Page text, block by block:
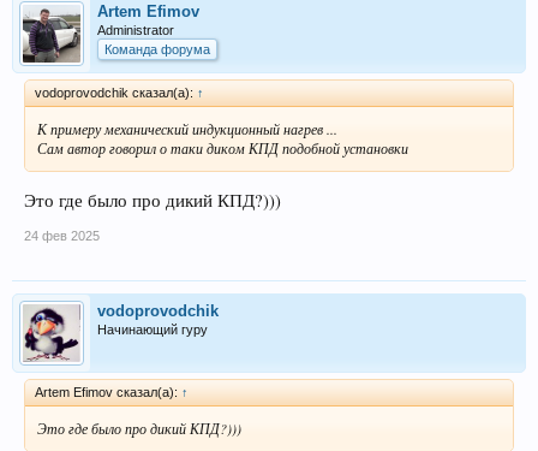
Artem Efimov
Administrator
Команда форума
vodoprovodchik сказал(а): ↑
К примеру механический индукционный нагрев ...
Сам автор говорил о таки диком КПД подобной установки
Это где было про дикий КПД?)))
24 фев 2025
vodoprovodchik
Начинающий гуру
Artem Efimov сказал(а): ↑
Это где было про дикий КПД?)))